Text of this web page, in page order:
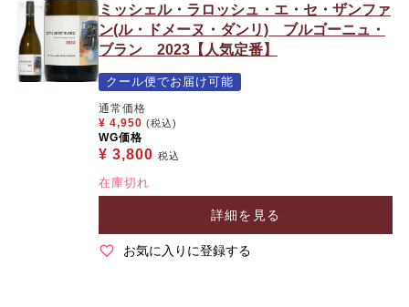
ミッシェル・ラロッシュ・エ・セ・ザンファ
ン(ル・ドメーヌ・ダンリ) ブルゴーニュ・
ブラン 2023【人気定番】
クール便でお届け可能
通常価格
¥ 4,950 (税込)
WG価格
¥ 3,800 税込
在庫切れ
詳細を見る
お気に入りに登録する